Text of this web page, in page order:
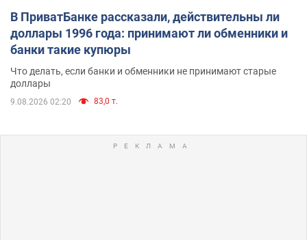
В ПриватБанке рассказали, действительны ли
доллары 1996 года: принимают ли обменники и
банки такие купюры
Что делать, если банки и обменники не принимают старые
доллары
9.08.2026 02:20 83,0 т.